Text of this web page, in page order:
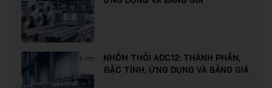
NHÔM THỎI ADC12: THÀNH PHẦN,
ĐẶC TÍNH, ỨNG DỤNG VÀ BẢNG GIÁ